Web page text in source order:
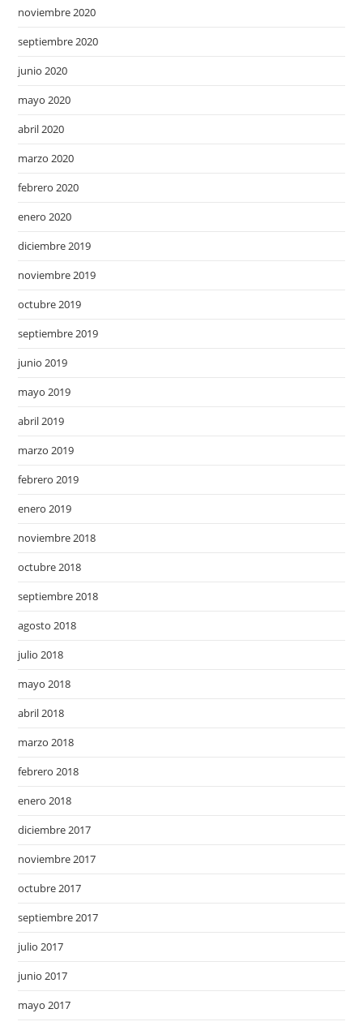
noviembre 2020
septiembre 2020
junio 2020
mayo 2020
abril 2020
marzo 2020
febrero 2020
enero 2020
diciembre 2019
noviembre 2019
octubre 2019
septiembre 2019
junio 2019
mayo 2019
abril 2019
marzo 2019
febrero 2019
enero 2019
noviembre 2018
octubre 2018
septiembre 2018
agosto 2018
julio 2018
mayo 2018
abril 2018
marzo 2018
febrero 2018
enero 2018
diciembre 2017
noviembre 2017
octubre 2017
septiembre 2017
julio 2017
junio 2017
mayo 2017